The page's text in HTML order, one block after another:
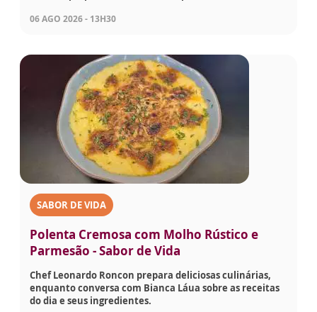
06 AGO 2026 - 13H30
SABOR DE VIDA
Polenta Cremosa com Molho Rústico e
Parmesão - Sabor de Vida
Chef Leonardo Roncon prepara deliciosas culinárias,
enquanto conversa com Bianca Láua sobre as receitas
do dia e seus ingredientes.